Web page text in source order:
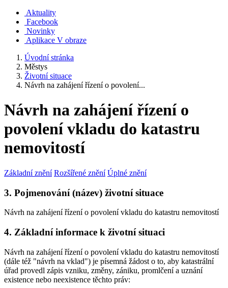
Aktuality
Facebook
Novinky
Aplikace V obraze
Úvodní stránka
Městys
Životní situace
Návrh na zahájení řízení o povolení...
Návrh na zahájení řízení o
povolení vkladu do katastru
nemovitostí
Základní znění Rozšířené znění Úplné znění
3. Pojmenování (název) životní situace
Návrh na zahájení řízení o povolení vkladu do katastru nemovitostí
4. Základní informace k životní situaci
Návrh na zahájení řízení o povolení vkladu do katastru nemovitostí
(dále též "návrh na vklad") je písemná žádost o to, aby katastrální
úřad provedl zápis vzniku, změny, zániku, promlčení a uznání
existence nebo neexistence těchto práv: